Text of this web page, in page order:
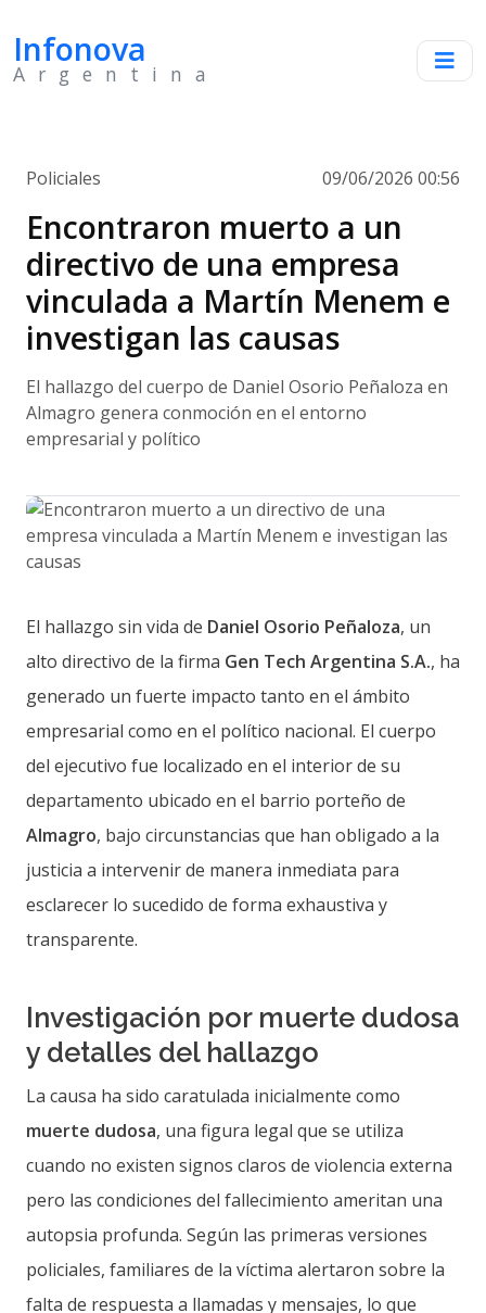
Infonova
Argentina
Policiales 09/06/2026 00:56
Encontraron muerto a un
directivo de una empresa
vinculada a Martín Menem e
investigan las causas
El hallazgo del cuerpo de Daniel Osorio Peñaloza en
Almagro genera conmoción en el entorno
empresarial y político
El hallazgo sin vida de Daniel Osorio Peñaloza, un
alto directivo de la firma Gen Tech Argentina S.A., ha
generado un fuerte impacto tanto en el ámbito
empresarial como en el político nacional. El cuerpo
del ejecutivo fue localizado en el interior de su
departamento ubicado en el barrio porteño de
Almagro, bajo circunstancias que han obligado a la
justicia a intervenir de manera inmediata para
esclarecer lo sucedido de forma exhaustiva y
transparente.
Investigación por muerte dudosa
y detalles del hallazgo
La causa ha sido caratulada inicialmente como
muerte dudosa, una figura legal que se utiliza
cuando no existen signos claros de violencia externa
pero las condiciones del fallecimiento ameritan una
autopsia profunda. Según las primeras versiones
policiales, familiares de la víctima alertaron sobre la
falta de respuesta a llamadas y mensajes, lo que